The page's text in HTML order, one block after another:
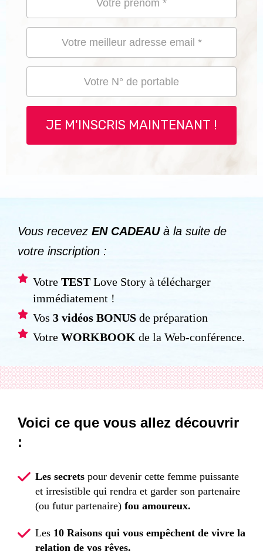
JE M'INSCRIS MAINTENANT !
Vous recevez EN CADEAU à la suite de
votre inscription :
Votre TEST Love Story à télécharger
immédiatement !
Vos 3 vidéos BONUS de préparation
Votre WORKBOOK de la Web-conférence.
Voici ce que vous allez découvrir
:
Les secrets pour devenir cette femme puissante
et irresistible qui rendra et garder son partenaire
(ou futur partenaire) fou amoureux.
Les 10 Raisons qui vous empêchent de vivre la
relation de vos rêves.